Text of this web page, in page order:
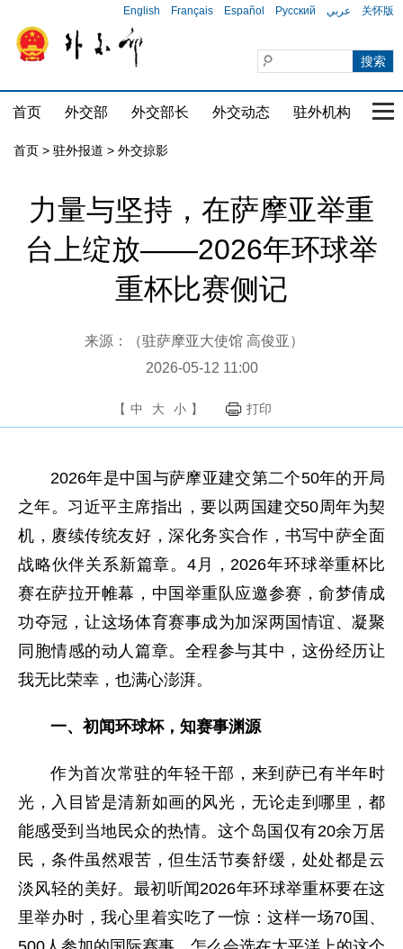
English Français Español Русский عربي 关怀版
首页 外交部 外交部长 外交动态 驻外机构 国
首页 > 驻外报道 > 外交掠影
力量与坚持，在萨摩亚举重
台上绽放——2026年环球举
重杯比赛侧记
来源：（驻萨摩亚大使馆 高俊亚）
2026-05-12 11:00
【 中 大 小 】 打印
2026年是中国与萨摩亚建交第二个50年的开局
之年。习近平主席指出，要以两国建交50周年为契
机，赓续传统友好，深化务实合作，书写中萨全面
战略伙伴关系新篇章。4月，2026年环球举重杯比
赛在萨拉开帷幕，中国举重队应邀参赛，俞梦倩成
功夺冠，让这场体育赛事成为加深两国情谊、凝聚
同胞情感的动人篇章。全程参与其中，这份经历让
我无比荣幸，也满心澎湃。
一、初闻环球杯，知赛事渊源
作为首次常驻的年轻干部，来到萨已有半年时
光，入目皆是清新如画的风光，无论走到哪里，都
能感受到当地民众的热情。这个岛国仅有20余万居
民，条件虽然艰苦，但生活节奏舒缓，处处都是云
淡风轻的美好。最初听闻2026年环球举重杯要在这
里举办时，我心里着实吃了一惊：这样一场70国、